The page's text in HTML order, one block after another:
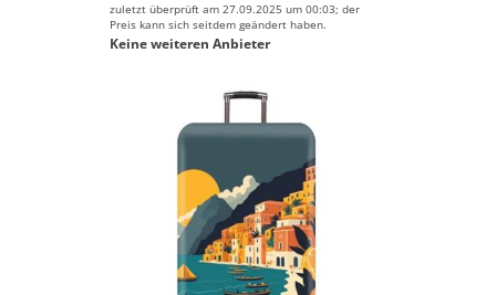
zuletzt überprüft am 27.09.2025 um 00:03; der
Preis kann sich seitdem geändert haben.
Keine weiteren Anbieter